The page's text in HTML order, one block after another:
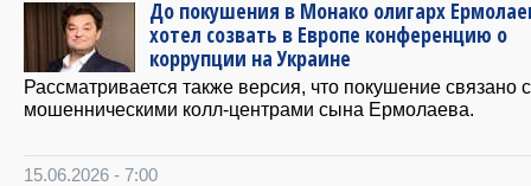
До покушения в Монако олигарх
хотел созвать в Европе конференцию о
коррупции на Украине
Рассматривается также версия, что покушение связано с
мошенническими колл-центрами сына Ермолаева.
15.06.2026 - 7:00